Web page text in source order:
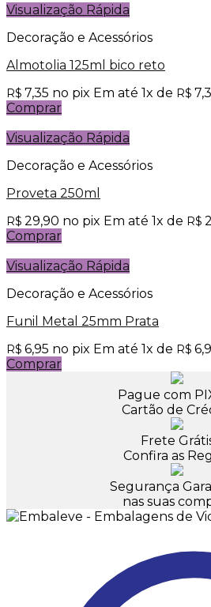
Visualização Rápida
Decoração e Acessórios
Almotolia 125ml bico reto
R$ 7,35 no pix Em até 1x de R$
Comprar
Visualização Rápida
Decoração e Acessórios
Proveta 250ml
R$ 29,90 no pix Em até 1x de R$
Comprar
Visualização Rápida
Decoração e Acessórios
Funil Metal 25mm Prata
R$ 6,95 no pix Em até 1x de R$
Comprar
Pague com
Cartão de
Frete
Confira as
Segurança
nas suas